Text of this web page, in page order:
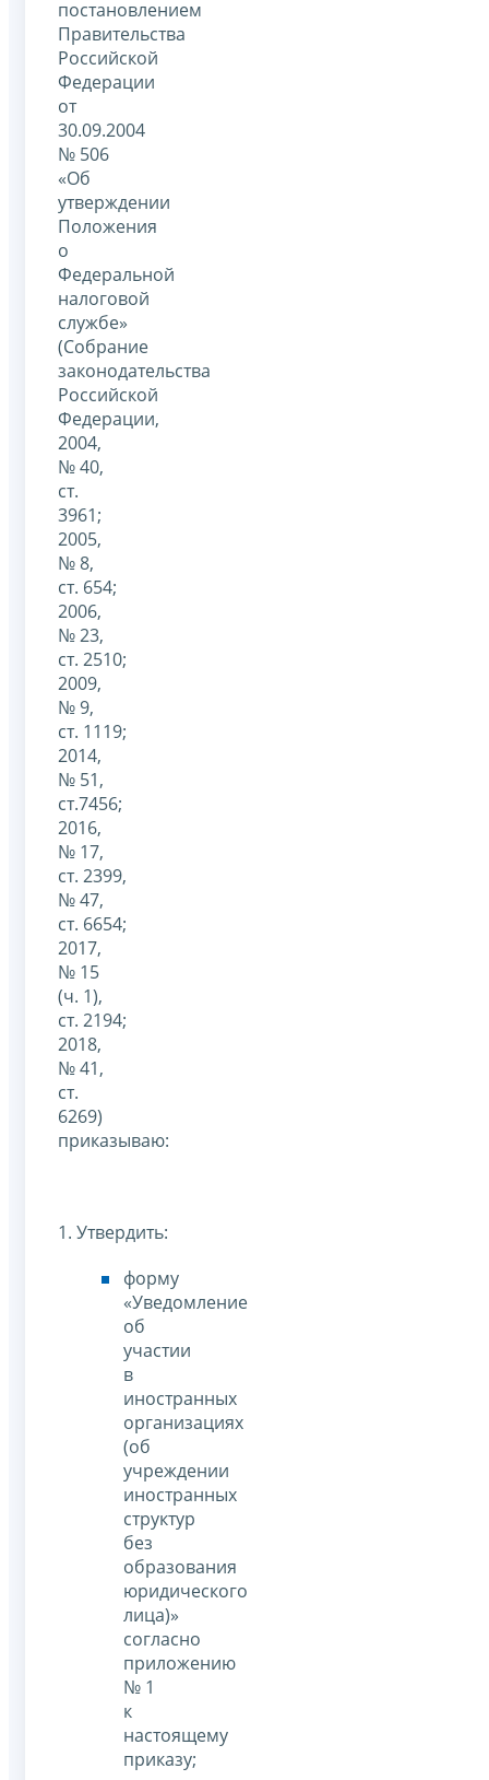
постановлением
Правительства
Российской
Федерации
от
30.09.2004
№ 506
«Об
утверждении
Положения
о
Федеральной
налоговой
службе»
(Собрание
законодательства
Российской
Федерации,
2004,
№ 40,
ст.
3961;
2005,
№ 8,
ст. 654;
2006,
№ 23,
ст. 2510;
2009,
№ 9,
ст. 1119;
2014,
№ 51,
ст.7456;
2016,
№ 17,
ст. 2399,
№ 47,
ст. 6654;
2017,
№ 15
(ч. 1),
ст. 2194;
2018,
№ 41,
ст.
6269)
приказываю:
1. Утвердить:
форму
«Уведомление
об
участии
в
иностранных
организациях
(об
учреждении
иностранных
структур
без
образования
юридического
лица)»
согласно
приложению
№ 1
к
настоящему
приказу;